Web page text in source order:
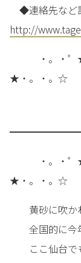
◆連絡先など
http://
・。・゜★・
★・。・。☆
・。・゜★・
★・。・。☆
黄砂に吹かれ
全国的に今年
ここ仙台でも